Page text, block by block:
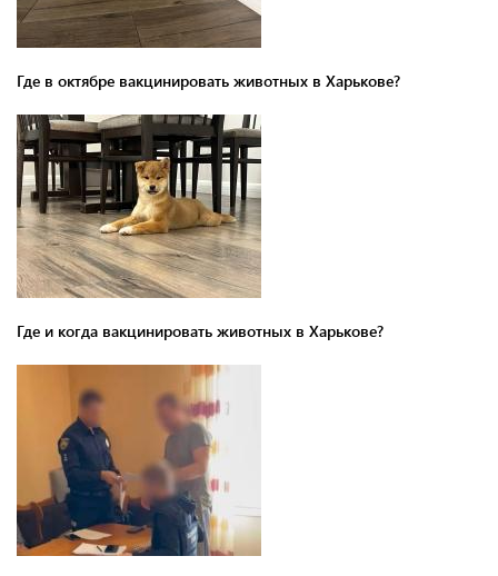
Где в октябре вакцинировать животных в Харькове?
Где и когда вакцинировать животных в Харькове?